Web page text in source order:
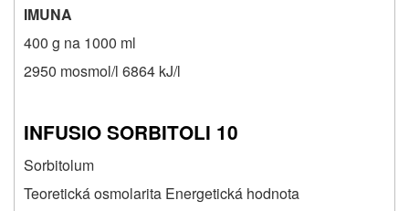
IMUNA
400 g na 1000 ml
2950 mosmol/l 6864 kJ/l
INFUSIO SORBITOLI 10
Sorbitolum
Teoretická osmolarita Energetická hodnota